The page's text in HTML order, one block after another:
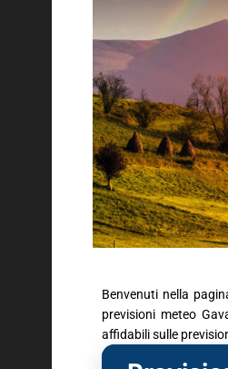
Benvenuti nella
previsioni meteo
affidabili sulle